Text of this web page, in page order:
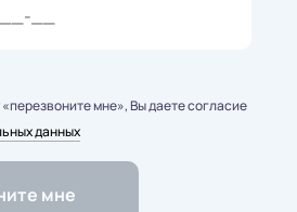
мне», Вы даете согласие
данных